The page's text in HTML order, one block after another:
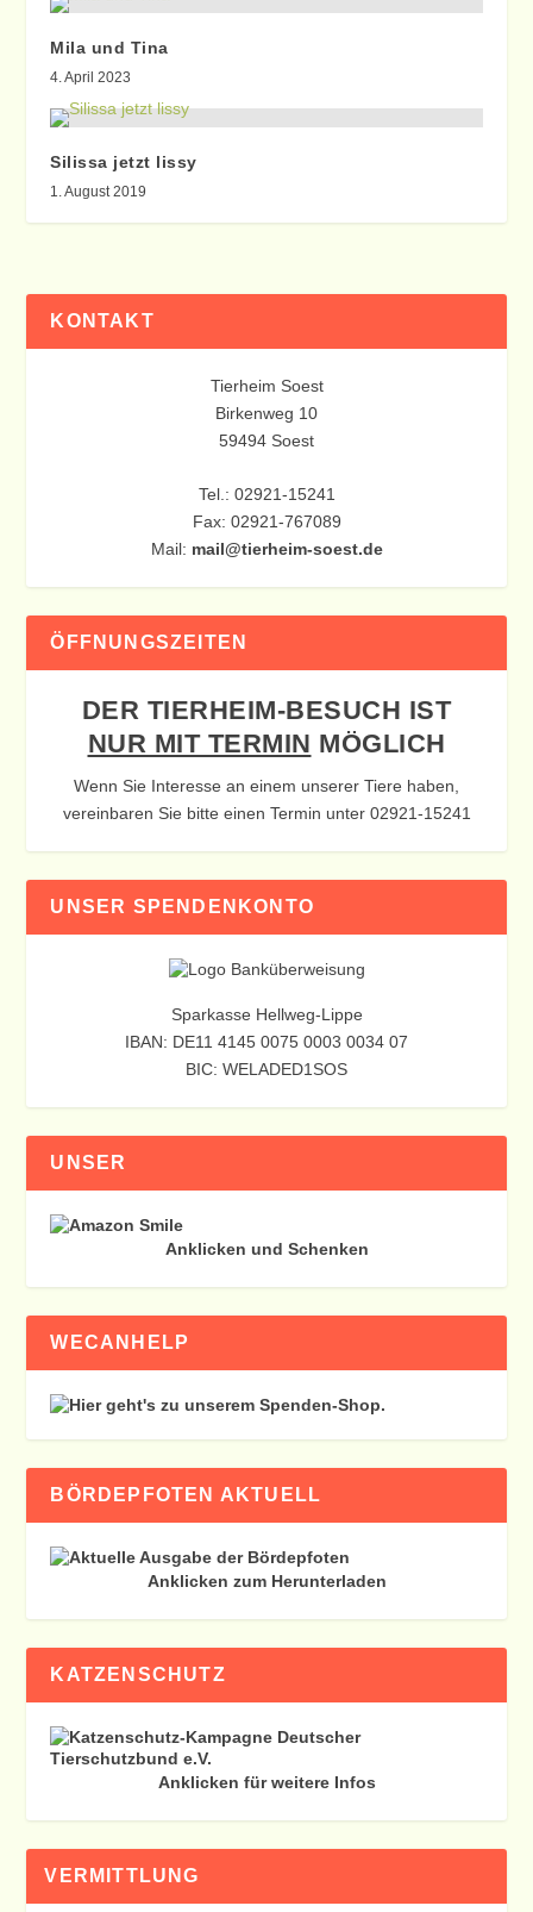
Mila und Tina
4. April 2023
Silissa jetzt lissy
1. August 2019
KONTAKT
Tierheim Soest
Birkenweg 10
59494 Soest
Tel.: 02921-15241
Fax: 02921-767089
Mail: mail@tierheim-soest.de
ÖFFNUNGSZEITEN
DER TIERHEIM-BESUCH IST
NUR MIT TERMIN MÖGLICH
Wenn Sie Interesse an einem unserer Tiere haben,
vereinbaren Sie bitte einen Termin unter 02921-15241
UNSER SPENDENKONTO
Sparkasse Hellweg-Lippe
IBAN: DE11 4145 0075 0003 0034 07
BIC: WELADED1SOS
UNSER
Anklicken und Schenken
WECANHELP
BÖRDEPFOTEN AKTUELL
Anklicken zum Herunterladen
KATZENSCHUTZ
Anklicken für weitere Infos
VERMITTLUNG